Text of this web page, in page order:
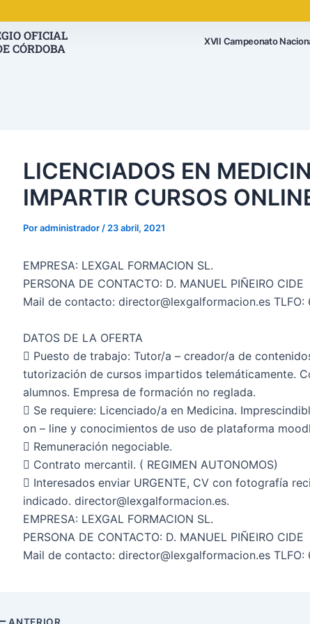
OFICIAL
CÓRDOBA
XVII Campeonato
LICENCIADOS EN
IMPARTIR CURSOS
Poradministrador / 23 abril, 2021
EMPRESA: LEXGAL FORMACION SL.
PERSONA DE CONTACTO: D. MANUEL PIÑEIRO CIDE
Mail de contacto: director@lexgalformacion.es TLFO:
DATOS DE LA OFERTA
 Puesto de trabajo: Tutor/a – creador/a de
tutorización de cursos impartidos telemáticamente.
alumnos. Empresa de formación no reglada.
 Se requiere: Licenciado/a en Medicina.
on – line y conocimientos de uso de plataforma
 Remuneración negociable.
 Contrato mercantil. ( REGIMEN AUTONOMOS)
 Interesados enviar URGENTE, CV con fotografía
indicado. director@lexgalformacion.es.
EMPRESA: LEXGAL FORMACION SL.
PERSONA DE CONTACTO: D. MANUEL PIÑEIRO CIDE
Mail de contacto: director@lexgalformacion.es TLFO:
ANTERIOR